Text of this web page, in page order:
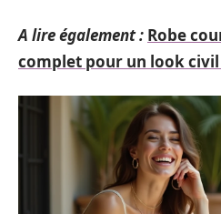
A lire également : Robe
complet pour un look civil